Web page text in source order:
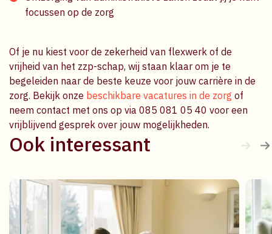
focussen op de zorg
Of je nu kiest voor de zekerheid van flexwerk of de
vrijheid van het zzp-schap, wij staan klaar om je te
begeleiden naar de beste keuze voor jouw carrière in de
zorg. Bekijk onze beschikbare vacatures in de zorg of
neem contact met ons op via 085 081 05 40 voor een
vrijblijvend gesprek over jouw mogelijkheden.
Ook interessant